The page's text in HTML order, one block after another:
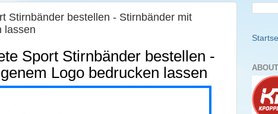
Stirnbänder bestellen - Stirnbänder mit
lassen
Sport Stirnbänder bestellen -
Logo bedrucken lassen